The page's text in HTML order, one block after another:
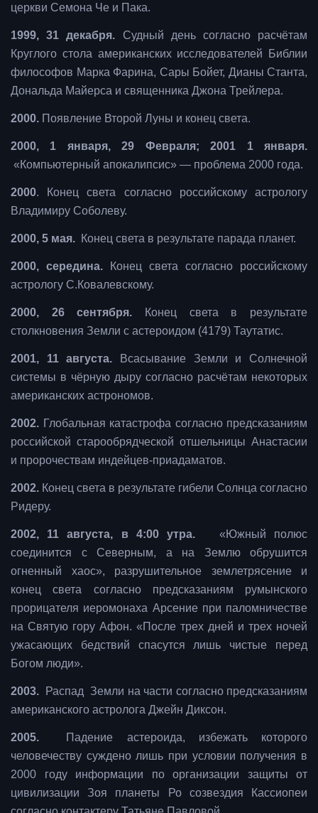
церкви Семона Че и Пака.
1999, 31 декабря. Судный день согласно расчётам
Круглого стола американских исследователей Библии
философов Марка Фарина, Сары Бойет, Дианы Станта,
Дональда Майерса и священника Джона Трейлера.
2000. Появление Второй Луны и конец света.
2000, 1 января, 29 Февраля; 2001 1 января.
«Компьютерный апокалипсис» — проблема 2000 года.
2000. Конец света согласно российскому астрологу
Владимиру Соболеву.
2000, 5 мая. Конец света в результате парада планет.
2000, середина. Конец света согласно российскому
астрологу С.Ковалевскому.
2000, 26 сентября.
Конец света в результате
столкновения Земли с астероидом (4179) Таутатис.
2001, 11 августа. Всасывание Земли и Солнечной
системы в чёрную дыру согласно расчётам некоторых
американских астрономов.
2002. Глобальная катастрофа согласно предсказаниям
российской старообрядческой отшельницы Анастасии
и пророчествам индейцев-приадаматов.
2002. Конец света в результате гибели Солнца согласно
Ридеру.
2002, 11 августа, в 4:00 утра. «Южный полюс
соединится с Северным, а на Землю обрушится
огненный хаос», разрушительное землетрясение и
конец света согласно предсказаниям румынского
прорицателя иеромонаха Арсение при паломничестве
на Святую гору Афон. «После трех дней и трех ночей
ужасающих бедствий спасутся лишь чистые перед
Богом люди».
2003.
Распад Земли на части согласно предсказаниям
американского астролога Джейн Диксон.
2005. Падение астероида, избежать которого
человечеству суждено лишь при условии получения в
2000 году информации по организации защиты от
цивилизации Зоя планеты Ро созвездия Кассиопеи